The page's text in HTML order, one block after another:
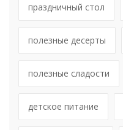
праздничный стол
полезные десерты
полезные сладости
детское питание